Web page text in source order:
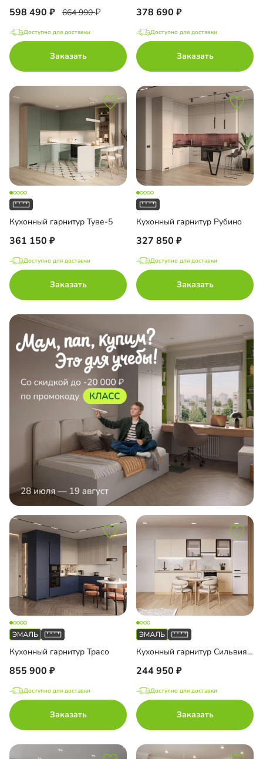
598 490 664 990
Доступно для доставки
Заказать
378 690
Доступно для доставки
Заказать
Кухонный гарнитур Туве-5
361 150
Доступно для доставки
Заказать
Кухонный гарнитур Рубино
327 850
Доступно для доставки
Заказать
Кухонный гарнитур Трасо
855 900
Доступно для доставки
Заказать
Кухонный гарнитур Сильвия-5
244 950
Доступно для доставки
Заказать